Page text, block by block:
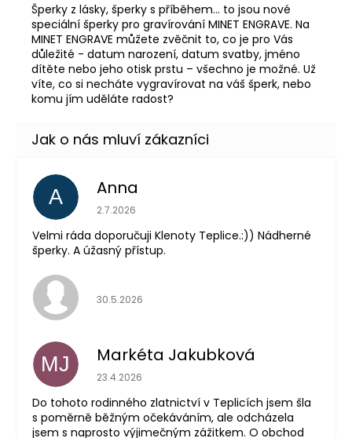
Šperky z lásky, šperky s příběhem... to jsou nové
speciální šperky pro gravírování MINET ENGRAVE. Na
MINET ENGRAVE můžete zvěčnit to, co je pro Vás
důležité - datum narození, datum svatby, jméno
dítěte nebo jeho otisk prstu – všechno je možné. Už
víte, co si necháte vygravírovat na váš šperk, nebo
komu jím uděláte radost?
A Anna
Hodnocení obchodu je 5 z 5 hvězdiček.
2.7.2026
Velmi ráda doporučuji Klenoty Teplice.:)) Nádherné
šperky. A úžasný přístup.
Hodnocení obchodu je 5 z 5 hvězdiček.
30.5.2026
MJ Markéta Jakubková
Hodnocení obchodu je 5 z 5 hvězdiček.
23.4.2026
Do tohoto rodinného zlatnictví v Teplicích jsem šla
s poměrně běžným očekáváním, ale odcházela
jsem s naprosto výjimečným zážitkem. O obchod